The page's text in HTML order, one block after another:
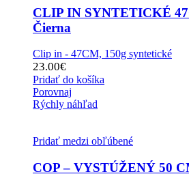
CLIP IN SYNTETICKÉ
Čierna
Clip in - 47CM, 150g syntetické
23.00€
Pridať do košíka
Porovnaj
Rýchly náhľad
Pridať medzi obľúbené
COP – VYSTÚŽENÝ 50